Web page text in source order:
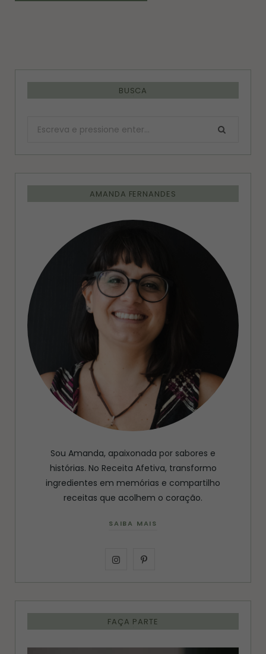
BUSCA
Procurar:
AMANDA FERNANDES
Sou Amanda, apaixonada por sabores e
histórias. No Receita Afetiva, transformo
ingredientes em memórias e compartilho
receitas que acolhem o coração.
SAIBA MAIS
I
n
s
t
a
P
i
n
t
e
FAÇA PARTE